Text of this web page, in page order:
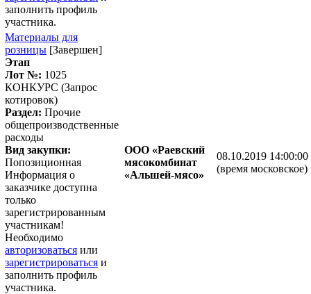
заполнить профиль
участника.
Материалы для
розницы [Завершен]
Этап
Лот №: 1025
КОНКУРС (Запрос
котировок)
Раздел: Прочие
общепроизводственные
расходы
Вид закупки:
Попозиционная
Информация о
заказчике доступна
только
зарегистрированным
участникам!
Необходимо
авторизоваться или
зарегистрироваться и
заполнить профиль
участника.
ООО «Раевский
мясокомбинат
«Альшей-мясо»
08.10.2019 14:00:00
(время московское)